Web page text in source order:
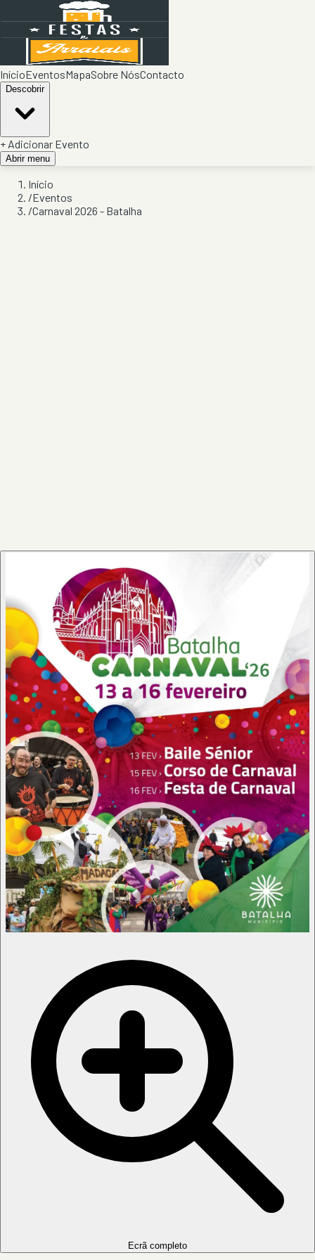
InícioEventosMapaSobre NósContacto
Descobrir
+ Adicionar Evento
Abrir menu
Início
/Eventos
/Carnaval 2026 - Batalha
Ecrã completo